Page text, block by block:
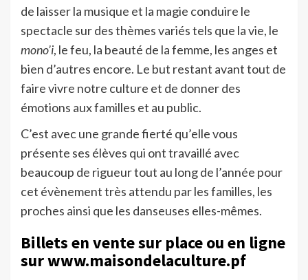
de laisser la musique et la magie conduire le
spectacle sur des thèmes variés tels que la vie, le
mono’i, le feu, la beauté de la femme, les anges et
bien d’autres encore. Le but restant avant tout de
faire vivre notre culture et de donner des
émotions aux familles et au public.
C’est avec une grande fierté qu’elle vous
présente ses élèves qui ont travaillé avec
beaucoup de rigueur tout au long de l’année pour
cet évènement très attendu par les familles, les
proches ainsi que les danseuses elles-mêmes.
Billets en vente sur place ou en ligne
sur www.maisondelaculture.pf